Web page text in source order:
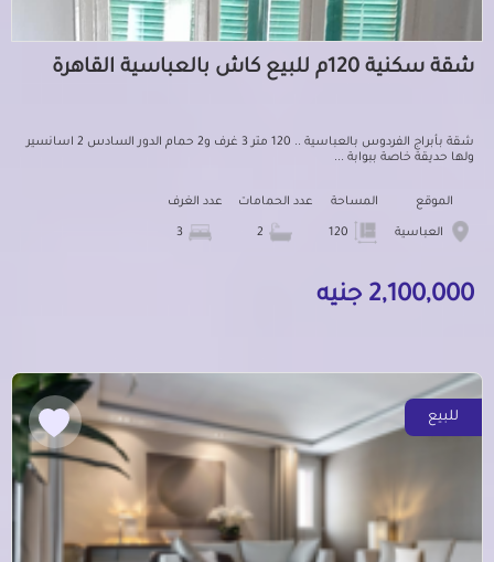
شقة سكنية 120م للبيع كاش بالعباسية القاهرة
شقة بأبراج الفردوس بالعباسية .. 120 متر 3 غرف و2 حمام الدور السادس 2 اسانسير
ولها حديقة خاصة ببوابة ...
الموقع
العباسية
المساحة عدد الحمامات عدد الغرف
2,100,000 جنيه
للبيع